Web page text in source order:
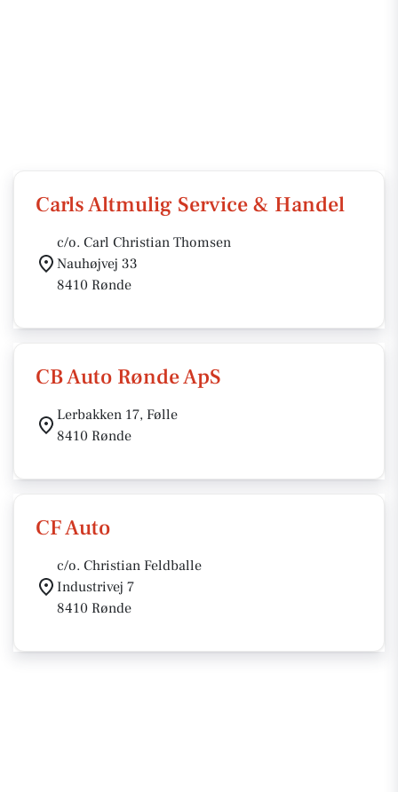
Carls Altmulig Service & Handel
c/o. Carl Christian Thomsen
Nauhøjvej 33
8410 Rønde
CB Auto Rønde ApS
Lerbakken 17, Følle
8410 Rønde
CF Auto
c/o. Christian Feldballe
Industrivej 7
8410 Rønde